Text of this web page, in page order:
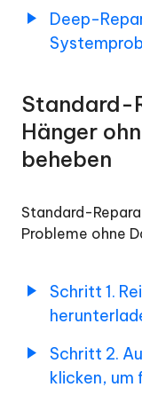
Standard-
Reparatur:
macOS-
Hänger-
Problemen
Deep-
von
macOS-
mit
höherer
Deep-
Standard-
Hänger
beheben
Standard-
Probleme ohne
Schritt 1.
Schritt 2.
klicken, um